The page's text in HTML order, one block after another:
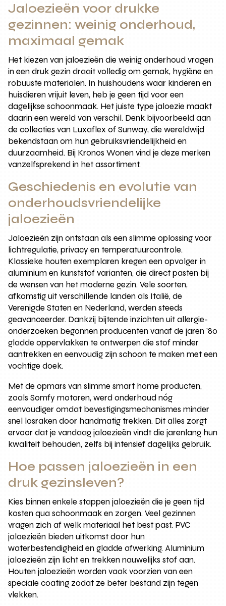
Jaloezieën voor drukke
gezinnen: weinig onderhoud,
maximaal gemak
Het kiezen van jaloezieën die weinig onderhoud vragen
in een druk gezin draait volledig om gemak, hygiëne en
robuuste materialen. In huishoudens waar kinderen en
huisdieren vrijuit leven, heb je geen tijd voor een
dagelijkse schoonmaak. Het juiste type jaloezie maakt
daarin een wereld van verschil. Denk bijvoorbeeld aan
de collecties van Luxaflex of Sunway, die wereldwijd
bekendstaan om hun gebruiksvriendelijkheid en
duurzaamheid. Bij Kronos Wonen vind je deze merken
vanzelfsprekend in het assortiment.
Geschiedenis en evolutie van
onderhoudsvriendelijke
jaloezieën
Jaloezieën zijn ontstaan als een slimme oplossing voor
lichtregulatie, privacy en temperatuurcontrole.
Klassieke houten exemplaren kregen een opvolger in
aluminium en kunststof varianten, die direct pasten bij
de wensen van het moderne gezin. Vele soorten,
afkomstig uit verschillende landen als Italië, de
Verenigde Staten en Nederland, werden steeds
geavanceerder. Dankzij bijtende inzichten uit allergie-
onderzoeken begonnen producenten vanaf de jaren ’80
gladde oppervlakken te ontwerpen die stof minder
aantrekken en eenvoudig zijn schoon te maken met een
vochtige doek.
Met de opmars van slimme smart home producten,
zoals Somfy motoren, werd onderhoud nóg
eenvoudiger omdat bevestigingsmechanismes minder
snel losraken door handmatig trekken. Dit alles zorgt
ervoor dat je vandaag jaloezieën vindt die jarenlang hun
kwaliteit behouden, zelfs bij intensief dagelijks gebruik.
Hoe passen jaloezieën in een
druk gezinsleven?
Kies binnen enkele stappen jaloezieën die je geen tijd
kosten qua schoonmaak en zorgen. Veel gezinnen
vragen zich af welk materiaal het best past. PVC
jaloezieën bieden uitkomst door hun
waterbestendigheid en gladde afwerking. Aluminium
jaloezieën zijn licht en trekken nauwelijks stof aan.
Houten jaloezieën worden vaak voorzien van een
speciale coating zodat ze beter bestand zijn tegen
vlekken.